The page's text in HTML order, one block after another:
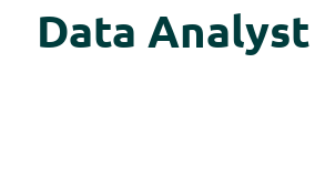
Data Analyst